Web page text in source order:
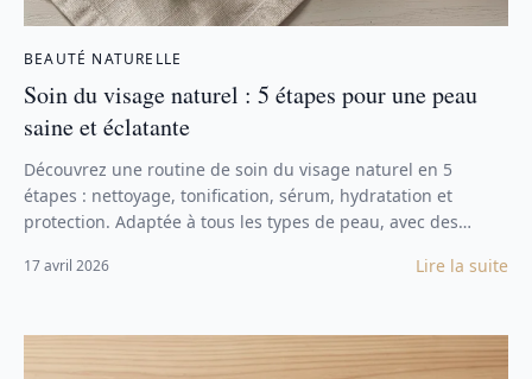
BEAUTÉ NATURELLE
Soin du visage naturel : 5 étapes pour une peau
saine et éclatante
Découvrez une routine de soin du visage naturel en 5
étapes : nettoyage, tonification, sérum, hydratation et
protection. Adaptée à tous les types de peau, avec des
17 avril 2026 Lire la suite